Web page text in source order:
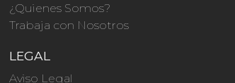
¿Quienes Somos?
Trabaja con Nosotros
LEGAL
Aviso Legal